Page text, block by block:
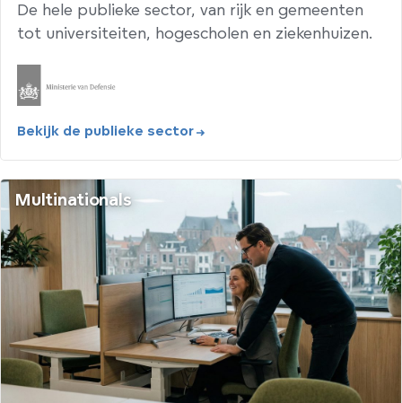
De hele publieke sector, van rijk en gemeenten
tot universiteiten, hogescholen en ziekenhuizen.
Bekijk de publieke sector
Multinationals